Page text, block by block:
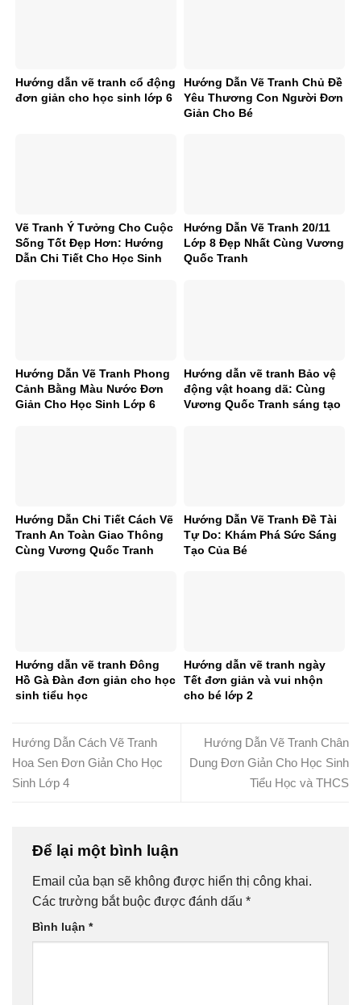
Hướng dẫn vẽ tranh cổ động
đơn giản cho học sinh lớp 6
Hướng Dẫn Vẽ Tranh Chủ Đề
Yêu Thương Con Người Đơn
Giản Cho Bé
Vẽ Tranh Ý Tưởng Cho Cuộc
Sống Tốt Đẹp Hơn: Hướng
Dẫn Chi Tiết Cho Học Sinh
Hướng Dẫn Vẽ Tranh 20/11
Lớp 8 Đẹp Nhất Cùng Vương
Quốc Tranh
Hướng Dẫn Vẽ Tranh Phong
Cảnh Bằng Màu Nước Đơn
Giản Cho Học Sinh Lớp 6
Hướng dẫn vẽ tranh Bảo vệ
động vật hoang dã: Cùng
Vương Quốc Tranh sáng tạo
Hướng Dẫn Chi Tiết Cách Vẽ
Tranh An Toàn Giao Thông
Cùng Vương Quốc Tranh
Hướng Dẫn Vẽ Tranh Đề Tài
Tự Do: Khám Phá Sức Sáng
Tạo Của Bé
Hướng dẫn vẽ tranh Đông
Hồ Gà Đàn đơn giản cho học
sinh tiểu học
Hướng dẫn vẽ tranh ngày
Tết đơn giản và vui nhộn
cho bé lớp 2
Hướng Dẫn Cách Vẽ Tranh
Hoa Sen Đơn Giản Cho Học
Sinh Lớp 4
Hướng Dẫn Vẽ Tranh Chân
Dung Đơn Giản Cho Học Sinh
Tiểu Học và THCS
Để lại một bình luận
Email của bạn sẽ không được hiển thị công khai.
Các trường bắt buộc được đánh dấu *
Bình luận *